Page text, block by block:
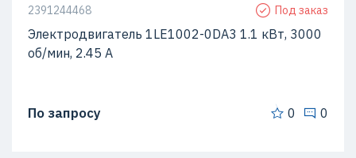
2391244468 Под заказ
Электродвигатель 1LE1002-0DA3 1.1 кВт, 3000
об/мин, 2.45 A
По запросу 0 0